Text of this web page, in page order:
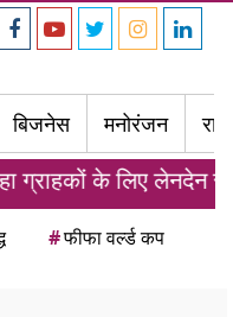
बिजनेस मनोरंजन
लेनदेन रहेगा मुफ्त
#फीफा वर्ल्ड कप